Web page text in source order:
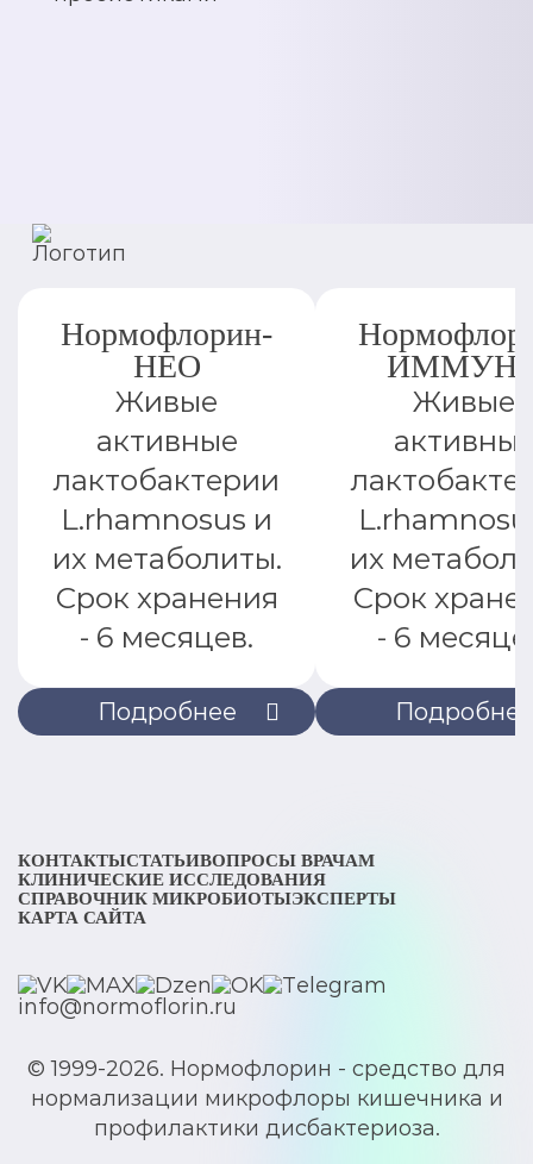
Подробнее
Нормофлорин-
НЕО
Живые
активные
лактобактерии
L.rhamnosus и
их метаболиты.
Срок хранения
- 6 месяцев.
Подробнее
Живые
их
Срок
- 6
КОНТАКТЫСТАТЬИВОПРОСЫ ВРАЧАМ
КЛИНИЧЕСКИЕ ИССЛЕДОВАНИЯ
СПРАВОЧНИК МИКРОБИОТЫЭКСПЕРТЫ
КАРТА САЙТА
info@normoflorin.ru
© 1999-2026. Нормофлорин - средство для
нормализации микрофлоры кишечника и
профилактики дисбактериоза.